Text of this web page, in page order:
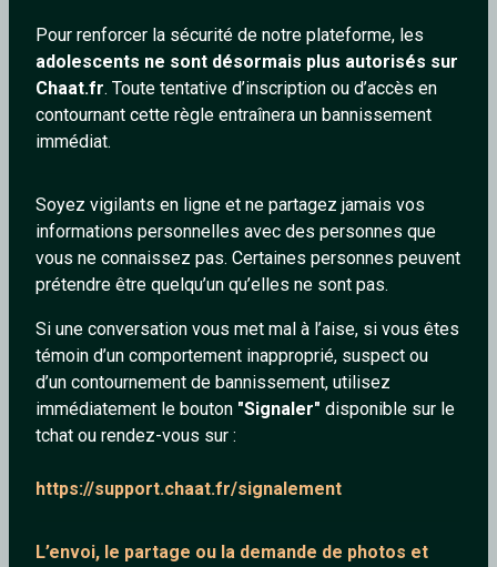
Pour renforcer la sécurité de notre plateforme, les
adolescents ne sont désormais plus autorisés sur
Chaat.fr. Toute tentative d’inscription ou d’accès en
contournant cette règle entraînera un bannissement
immédiat.
Soyez vigilants en ligne et ne partagez jamais vos
informations personnelles avec des personnes que
vous ne connaissez pas. Certaines personnes peuvent
prétendre être quelqu’un qu’elles ne sont pas.
Si une conversation vous met mal à l’aise, si vous êtes
témoin d’un comportement inapproprié, suspect ou
d’un contournement de bannissement, utilisez
immédiatement le bouton "Signaler" disponible sur le
tchat ou rendez-vous sur :
https://support.chaat.fr/signalement
L’envoi, le partage ou la demande de photos et
33 ans 48 ans
Miranda_linzy _jimmy59_
29 ans
Bordeaux007 LeLoupPie